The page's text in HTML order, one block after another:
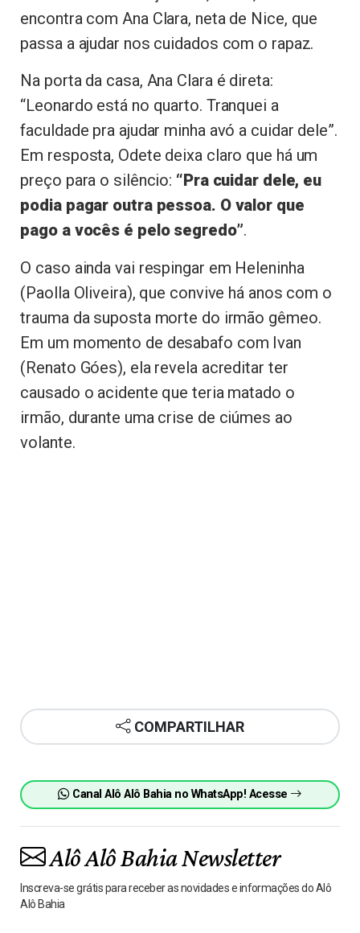
encontra com Ana Clara, neta de Nice, que
passa a ajudar nos cuidados com o rapaz.
Na porta da casa, Ana Clara é direta:
“Leonardo está no quarto. Tranquei a
faculdade pra ajudar minha avó a cuidar dele”.
Em resposta, Odete deixa claro que há um
preço para o silêncio: “Pra cuidar dele, eu
podia pagar outra pessoa. O valor que
pago a vocês é pelo segredo”.
O caso ainda vai respingar em Heleninha
(Paolla Oliveira), que convive há anos com o
trauma da suposta morte do irmão gêmeo.
Em um momento de desabafo com Ivan
(Renato Góes), ela revela acreditar ter
causado o acidente que teria matado o
irmão, durante uma crise de ciúmes ao
volante.
COMPARTILHAR
Canal Alô Alô Bahia no WhatsApp! Acesse
Alô Alô Bahia Newsletter
Inscreva-se grátis para receber as novidades e informações do Alô
Alô Bahia